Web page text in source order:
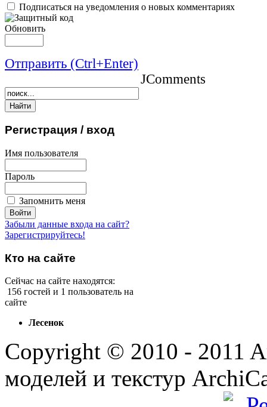
Подписаться на уведомления о новых комментариях
Обновить
Отправить (Ctrl+Enter)
JComments
Регистрация / вход
Имя пользователя
Пароль
Запомнить меня
Забыли данные входа на сайт?
Зарегистрируйтесь!
Кто на сайте
Сейчас на сайте находятся:
156 гостей и 1 пользователь на
сайте
Лесенок
Copyright © 2010 - 2011
моделей и текстур